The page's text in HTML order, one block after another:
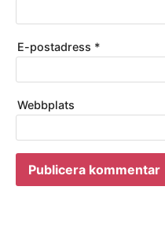
E-postadress *
Webbplats